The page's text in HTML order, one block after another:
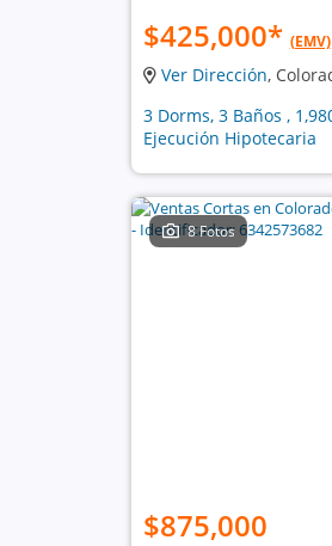
$425,000* (EMV)
Ver Dirección,
3 Dorms, 3 Baños ,
Ejecución Hipotecaria
8 Fotos
$875,000